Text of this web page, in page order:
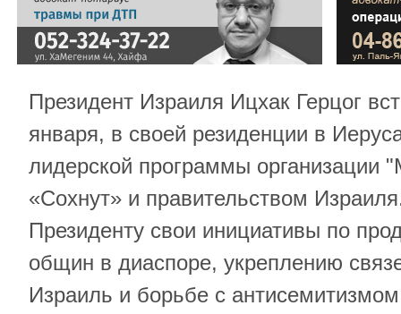
Президент Израиля Ицхак Герцог
января, в своей резиденции в
лидерской программы организации
«Сохнут» и правительством
Президенту свои инициативы по
общин в диаспоре, укреплению
Израиль и борьбе с